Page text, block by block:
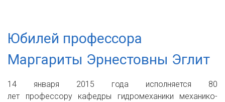
Юбилей профессора
Маргариты Эрнестовны Эглит
14 января 2015 года исполняется 80
лет профессору кафедры гидромеханики механико-